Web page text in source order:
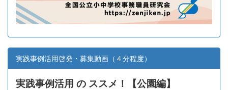
実践事例活用啓発・募集動画（４分程度）
実践事例活用 の ススメ！【公園編】